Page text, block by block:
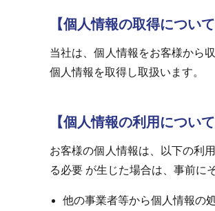
【個人情報の取得について
当社は、個人情報をお客様から
個人情報を取得し取扱います。
【個人情報の利用について
お客様の個人情報は、以下の利
る必要 が生じた場合は、事前に
他の事業者等から個人情報の